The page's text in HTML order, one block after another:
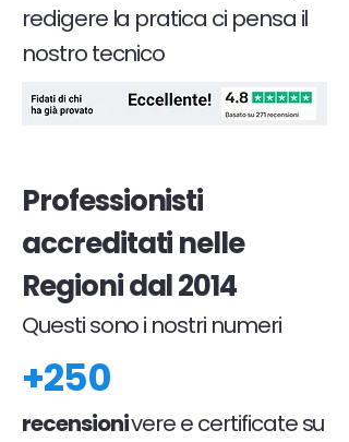
redigere la pratica ci pensa il
nostro tecnico
Professionisti
accreditati nelle
Regioni dal 2014
Questi sono i nostri numeri
+250
recensionivere e certificate su